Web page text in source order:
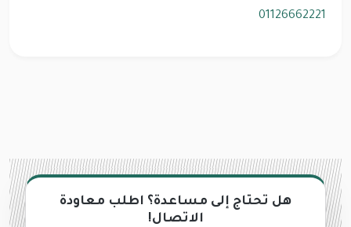
01126662221
هل تحتاج إلى مساعدة؟ اطلب معاودة
الاتصال!